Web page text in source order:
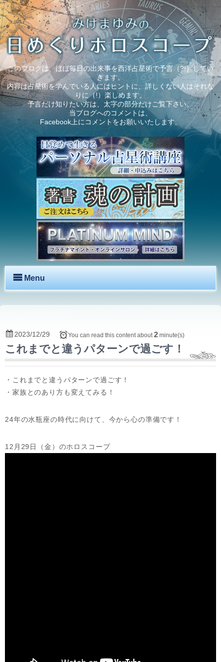
このブログは、ほぼ毎日の出来事を西洋占星術で予言（?!）してい
きます。
内容は占星術を学んでいる人にはヒントに、詳しくない人はそれな
りに（!）楽しめます。
予言だけ知りたい方は、太字の部分だけご覧下さい。
当ブログへのコメントは、
Facebook上にコメントをお願いいたします。
Menu
これまでと違うパターンで過ごす！
2023/12/29 You can read this content about2 minute(s)
・これまでと違うパターンで過ごす！
・家族とのあり方も変えてみる！
24年の水瓶座の時代に向けて、今から心の準備です！
12月29日（金）のホロスコープ